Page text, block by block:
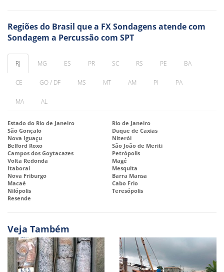
Regiões do Brasil que a FX Sondagens atende com
Sondagem a Percussão com SPT
RJ MG ES PR SC RS PE BA
CE GO / DF MS MT AM PI PA
MA AL
Estado do Rio de Janeiro
Rio de Janeiro
São Gonçalo
Duque de Caxias
Nova Iguaçu
Niterói
Belford Roxo
São João de Meriti
Campos dos Goytacazes
Petrópolis
Volta Redonda
Magé
Itaboraí
Mesquita
Nova Friburgo
Barra Mansa
Macaé
Cabo Frio
Nilópolis
Teresópolis
Resende
Veja Também